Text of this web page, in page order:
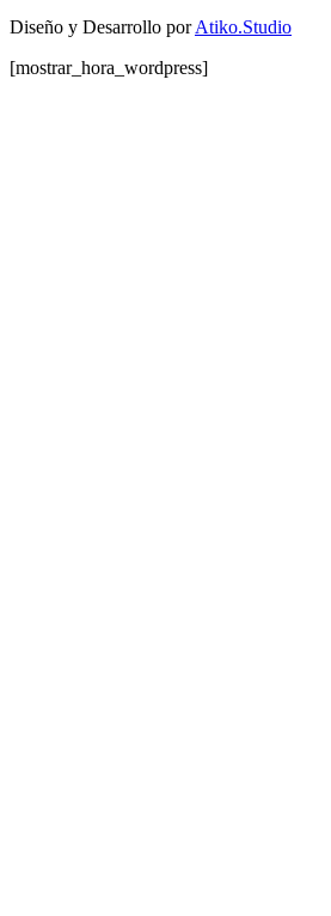
Diseño y Desarrollo porAtiko.Studio
[mostrar_hora_wordpress]